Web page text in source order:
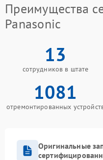
Преимущества
Panasonic
13
сотрудников в штате
1081
отремонтированных
Оригинальные